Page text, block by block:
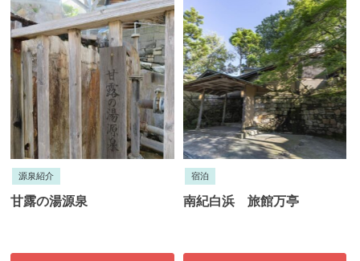
源泉紹介
甘露の湯源泉
宿泊
南紀白浜 旅館万亭